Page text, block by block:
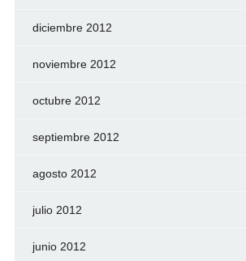
diciembre 2012
noviembre 2012
octubre 2012
septiembre 2012
agosto 2012
julio 2012
junio 2012